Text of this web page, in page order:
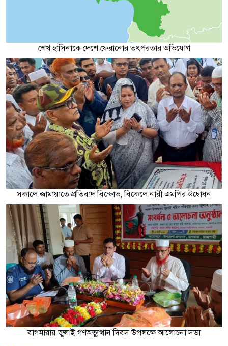
শেখ হাসিনাকে দেশে ফেরানোর তৎপরতার অভিযোগ
সকালে জামায়াতে প্রতিবাদ বিক্ষোভ, বিকেলে নারী এমপির উদ্বোধন
বাগমারায় জুলাই গণঅভ্যুত্থান দিবস উপলক্ষে আলোচনা সভা